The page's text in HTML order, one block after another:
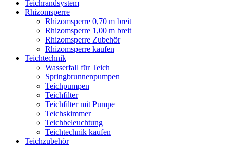
Teichrandsystem
Rhizomsperre
Rhizomsperre 0,70 m breit
Rhizomsperre 1,00 m breit
Rhizomsperre Zubehör
Rhizomsperre kaufen
Teichtechnik
Wasserfall für Teich
Springbrunnenpumpen
Teichpumpen
Teichfilter
Teichfilter mit Pumpe
Teichskimmer
Teichbeleuchtung
Teichtechnik kaufen
Teichzubehör